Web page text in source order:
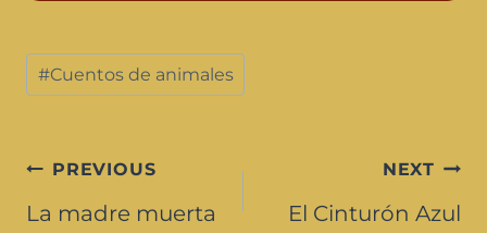
#Cuentos de animales
PREVIOUS
La madre muerta
NEXT
El Cinturón Azul